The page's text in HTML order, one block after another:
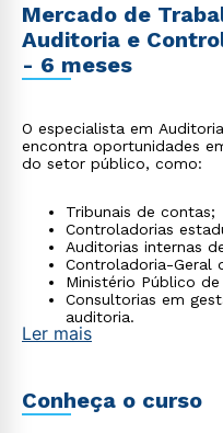
Mercado de
Auditoria e
- 6 meses
O especialista em
encontra oportunidades
do setor público, como:
Tribunais de contas;
Controladorias
Auditorias internas
Controladoria-Geral
Ministério Público de
Consultorias em
auditoria.
Ler mais
Conheça o curso